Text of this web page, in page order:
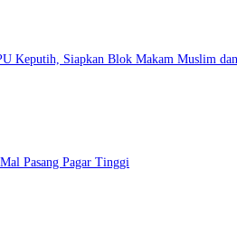
Keputih, Siapkan Blok Makam Muslim dan
Pasang Pagar Tinggi